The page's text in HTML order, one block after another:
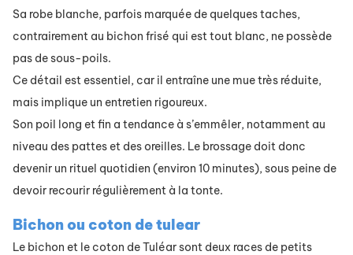
Sa robe blanche, parfois marquée de quelques taches,
contrairement au bichon frisé qui est tout blanc, ne possède
pas de sous-poils.
Ce détail est essentiel, car il entraîne une mue très réduite,
mais implique un entretien rigoureux.
Son poil long et fin a tendance à s’emmêler, notamment au
niveau des pattes et des oreilles. Le brossage doit donc
devenir un rituel quotidien (environ 10 minutes), sous peine de
devoir recourir régulièrement à la tonte.
​Bichon ou coton de tulear
Le bichon et le coton de Tuléar sont deux races de petits